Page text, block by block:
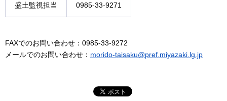
盛土監視担当 0985-33-9271
FAXでのお問い合わせ：0985-33-9272
メールでのお問い合わせ： morido-taisaku@pref.miyazaki.lg.jp